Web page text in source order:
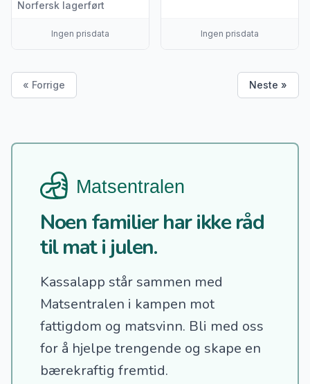
Norfersk lagerført
Ingen prisdata Ingen prisdata
« Forrige Neste »
Noen familier har ikke råd
til mat i julen.
Kassalapp står sammen med
Matsentralen i kampen mot
fattigdom og matsvinn. Bli med oss
for å hjelpe trengende og skape en
bærekraftig fremtid.